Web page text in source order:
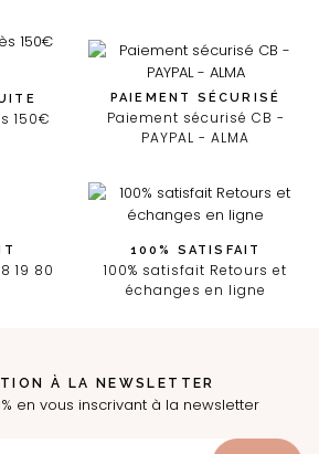
150€
PAIEMENT SÉCURISÉ
Paiement sécurisé CB -
PAYPAL - ALMA
19 80
100% SATISFAIT
100% satisfait Retours et
échanges en ligne
À LA NEWSLETTER
en vous inscrivant à la newsletter